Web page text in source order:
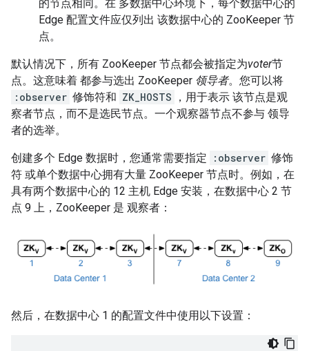
的节点相同。在 多数据中心环境下，每个数据中心的
Edge 配置文件应仅列出 该数据中心的 ZooKeeper 节
点。
默认情况下，所有 ZooKeeper 节点都会被指定为voter节
点。这意味着 都参与选出 ZooKeeper 领导者。您可以将
:observer 修饰符和 ZK_HOSTS
，用于表示 该节点是观
察者节点，而不是选民节点。 一个观察器节点不参与 领导
者的选举。
创建多个 Edge 数据时，您通常需要指定 :observer 修饰
符 或单个数据中心拥有大量 ZooKeeper 节点时。例如，在
具有两个数据中心的 12 主机 Edge 安装，在数据中心 2 节
点 9 上，ZooKeeper 是 观察者：
然后，在数据中心 1 的配置文件中使用以下设置：